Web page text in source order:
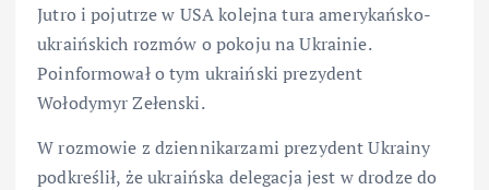
Jutro i pojutrze w USA kolejna tura amerykańsko-
ukraińskich rozmów o pokoju na Ukrainie.
Poinformował o tym ukraiński prezydent
Wołodymyr Zełenski.
W rozmowie z dziennikarzami prezydent Ukrainy
podkreślił, że ukraińska delegacja jest w drodze do